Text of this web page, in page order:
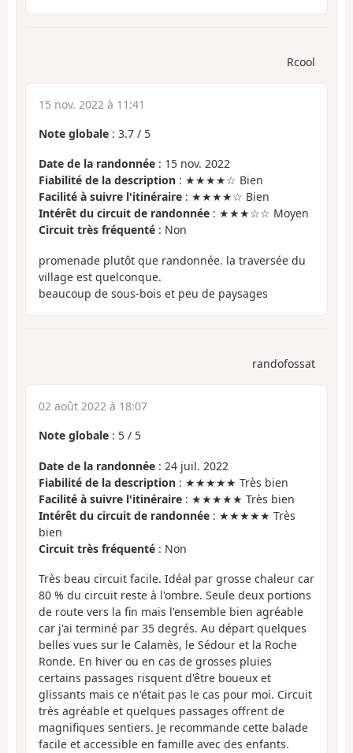
Rcool
15 nov. 2022 à 11:41
Note globale : 3.7 / 5
Date de la randonnée : 15 nov. 2022
Fiabilité de la description : ★★★★☆ Bien
Facilité à suivre l'itinéraire : ★★★★☆ Bien
Intérêt du circuit de randonnée : ★★★☆☆ Moyen
Circuit très fréquenté : Non
promenade plutôt que randonnée. la traversée du
village est quelconque.
beaucoup de sous-bois et peu de paysages
randofossat
02 août 2022 à 18:07
Note globale : 5 / 5
Date de la randonnée : 24 juil. 2022
Fiabilité de la description : ★★★★★ Très bien
Facilité à suivre l'itinéraire : ★★★★★ Très bien
Intérêt du circuit de randonnée : ★★★★★ Très
bien
Circuit très fréquenté : Non
Très beau circuit facile. Idéal par grosse chaleur car
80 % du circuit reste à l'ombre. Seule deux portions
de route vers la fin mais l'ensemble bien agréable
car j'ai terminé par 35 degrés. Au départ quelques
belles vues sur le Calamès, le Sédour et la Roche
Ronde. En hiver ou en cas de grosses pluies
certains passages risquent d'être boueux et
glissants mais ce n'était pas le cas pour moi. Circuit
très agréable et quelques passages offrent de
magnifiques sentiers. Je recommande cette balade
facile et accessible en famille avec des enfants.